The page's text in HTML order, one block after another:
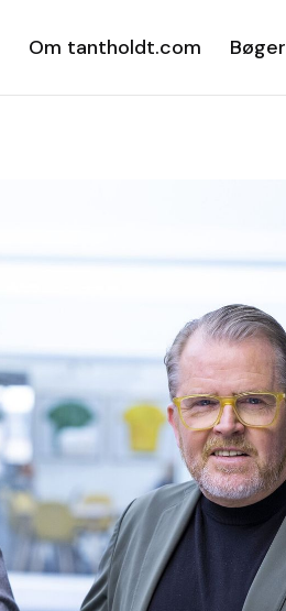
Om tantholdt.com Bøger